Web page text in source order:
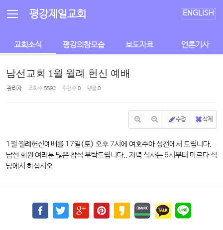
평강제일교회 ENGLISH
교회소식 평강의참모습 보도자료 언론기사
남선교회 1월 월례 헌신 예배
관리자 조회 수 5592 추천 수0 댓글0
수정 삭제
1월 월례헌신예배를 17일(토) 오후 7시에 여호수아 성전에서 드립니다.
남선 회원 여러분 많은 참석 부탁드립니다.. 저녁 식사는 6시부터 마르다 식
당에서 하십시오